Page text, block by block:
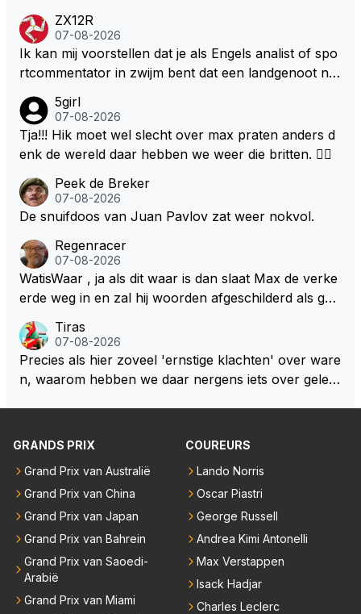
ZX12R
07-08-2026
Ik kan mij voorstellen dat je als Engels analist of spo
rtcommentator in zwijm bent dat een landgenoot na
en wachten mag je best een gat in de lucht springen.
Zij die Max Verstappen aanhangen hebben het dan
een stuk beter voorelkaar. Vanaf 2021 is de stand va
voordeel van Max. Wij blijven springen, als ware Ma
sai. Al een heel poosje.
5girl
07-08-2026
Tja!!! Hik moet wel slecht over max praten anders d
enk de wereld daar hebben we weer die britten. 🤷‍♀️
Peek de Breker
07-08-2026
De snuifdoos van Juan Pavlov zat weer nokvol.
Regenracer
07-08-2026
WatisWaar , ja als dit waar is dan slaat Max de verke
erde weg in en zal hij woorden afgeschilderd als gel
voor een keuze worden gesteld .
Tiras
07-08-2026
Precies als hier zoveel 'ernstige klachten' over ware
n, waarom hebben we daar nergens iets over gelez
GRANDS PRIX
Grand Prix van Australië
Grand Prix van China
Grand Prix van Japan
Grand Prix van Bahrein
Grand Prix van Saoedi-
Arabië
Grand Prix van Miami
COUREURS
Lando Norris
Oscar Piastri
George Russell
Andrea Kimi Antonelli
Max Verstappen
Isack Hadjar
Charles Leclerc